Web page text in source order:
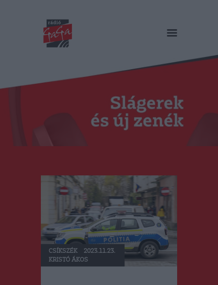
RÁDIÓ GAGA
Műsorok
Duma Duba
Podcast és videók
Stáb
Kapcsolat
CSÍKSZÉK
2023.11.23.
KRISTÓ ÁKOS